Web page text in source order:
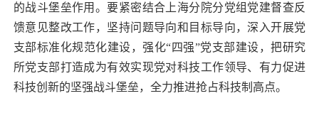
的战斗堡垒作用。要紧密结合上海分院分党组党建督查反
馈意见整改工作，坚持问题导向和目标导向，深入开展党
支部标准化规范化建设，强化“四强”党支部建设，把研究
所党支部打造成为有效实现党对科技工作领导、有力促进
科技创新的坚强战斗堡垒，全力推进抢占科技制高点。